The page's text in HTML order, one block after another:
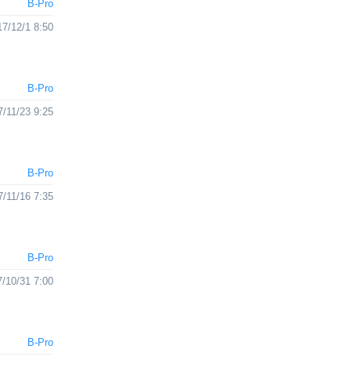
B-Pro
12/1 8:50
B-Pro
11/23 9:25
B-Pro
11/16 7:35
B-Pro
10/31 7:00
B-Pro